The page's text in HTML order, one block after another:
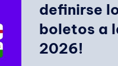
definirse
boletos a
2026!